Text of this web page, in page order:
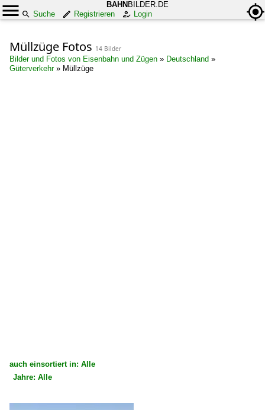
BAHN BILDER.DE
Suche
Registrieren Login
Müllzüge Fotos 14 Bilder
Bilder und Fotos von Eisenbahn und Zügen » Deutschland »
Güterverkehr» Müllzüge
auch einsortiert in: Alle
Jahre: Alle